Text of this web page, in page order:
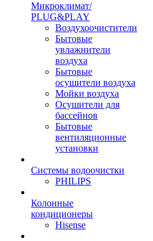
Микроклимат/
PLUG&PLAY
Воздухоочистители
Бытовые
увлажнители
воздуха
Бытовые
осушители воздуха
Мойки воздуха
Осушители для
бассейнов
Бытовые
вентиляционные
установки
Системы водоочистки
PHILIPS
Колонные
кондиционеры
Hisense